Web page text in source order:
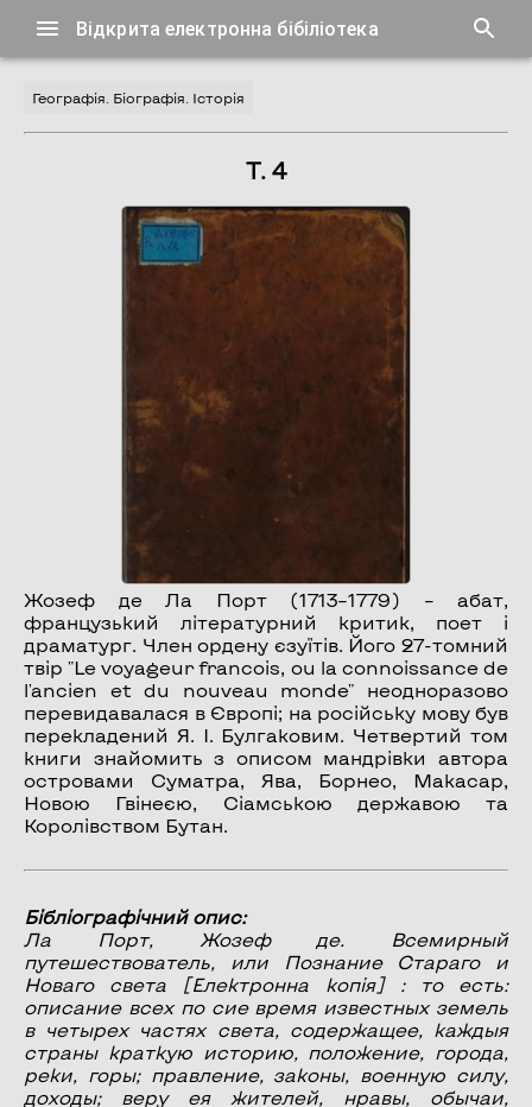
Відкрита електронна бібіліотека
Географія. Біографія. Історія
Т. 4
Жозеф де Ла Порт (1713–1779) – абат,
французький літературний критик, поет і
драматург. Член ордену єзуїтів. Його 27-томний
твір "Le voyageur francois, ou la connoissance de
l'ancien et du nouveau monde" неодноразово
перевидавалася в Європі; на російську мову був
перекладений Я. І. Булгаковим. Четвертий том
книги знайомить з описом мандрівки автора
островами Суматра, Ява, Борнео, Макасар,
Новою Гвінеєю, Сіамською державою та
Королівством Бутан.
Бібліографічний опис:
Ла Порт, Жозеф де.
Всемирный
путешествователь, или Познание Стараго и
Новаго света [Електронна копія] : то есть:
описание всех по сие время известных земель
в четырех частях света, содержащее, каждыя
страны краткую историю, положение, города,
реки, горы; правление, законы, военную силу,
доходы; веру ея жителей, нравы, обычаи,